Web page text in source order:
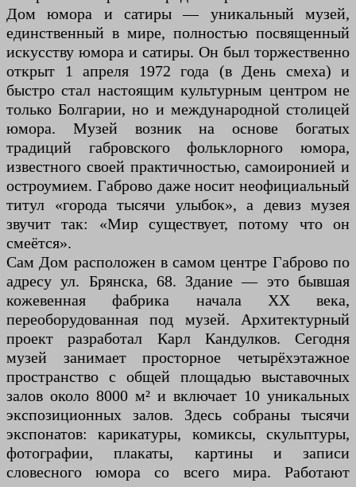
Дом юмора и сатиры — уникальный музей,
единственный в мире, полностью посвященный
искусству юмора и сатиры. Он был торжественно
открыт 1 апреля 1972 года (в День смеха) и
быстро стал настоящим культурным центром не
только Болгарии, но и международной столицей
юмора. Музей возник на основе богатых
традиций габровского фольклорного юмора,
известного своей практичностью, самоиронией и
остроумием. Габрово даже носит неофициальный
титул «города тысячи улыбок», а девиз музея
звучит так: «Мир существует, потому что он
смеётся».
Сам Дом расположен в самом центре Габрово по
адресу ул. Брянска, 68. Здание — это бывшая
кожевенная фабрика начала XX века,
переоборудованная под музей. Архитектурный
проект разработал Карл Кандулков. Сегодня
музей занимает просторное четырёхэтажное
пространство с общей площадью выставочных
залов около 8000 м² и включает 10 уникальных
экспозиционных залов. Здесь собраны тысячи
экспонатов: карикатуры, комиксы, скульптуры,
фотографии, плакаты, картины и записи
словесного юмора со всего мира. Работают